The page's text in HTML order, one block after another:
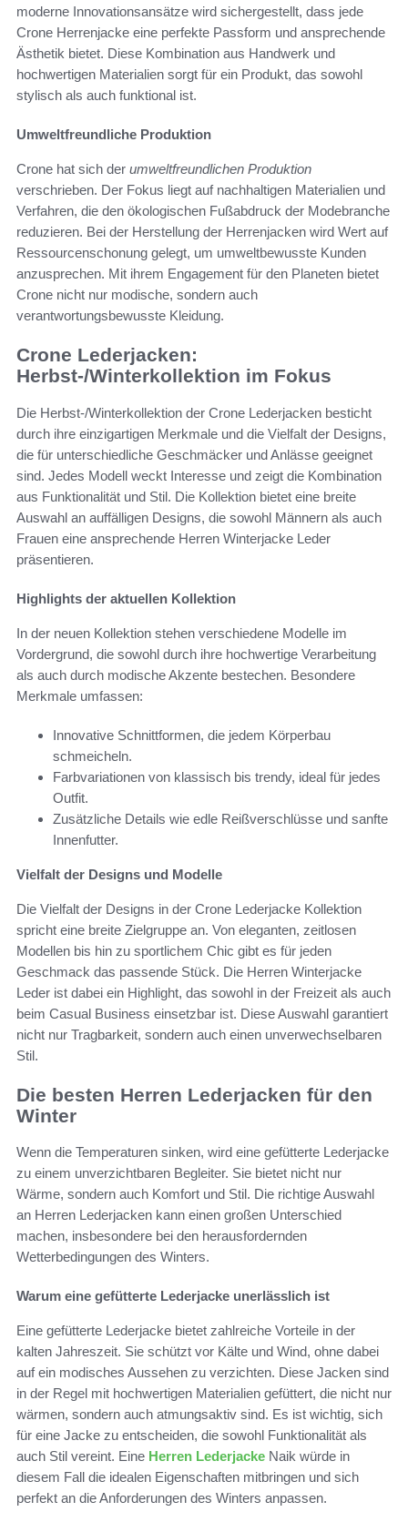
moderne Innovationsansätze wird sichergestellt, dass jede
Crone Herrenjacke eine perfekte Passform und ansprechende
Ästhetik bietet. Diese Kombination aus Handwerk und
hochwertigen Materialien sorgt für ein Produkt, das sowohl
stylisch als auch funktional ist.
Umweltfreundliche Produktion
Crone hat sich der umweltfreundlichen Produktion
verschrieben. Der Fokus liegt auf nachhaltigen Materialien und
Verfahren, die den ökologischen Fußabdruck der Modebranche
reduzieren. Bei der Herstellung der Herrenjacken wird Wert auf
Ressourcenschonung gelegt, um umweltbewusste Kunden
anzusprechen. Mit ihrem Engagement für den Planeten bietet
Crone nicht nur modische, sondern auch
verantwortungsbewusste Kleidung.
Crone Lederjacken:
Herbst-/Winterkollektion im Fokus
Die Herbst-/Winterkollektion der Crone Lederjacken besticht
durch ihre einzigartigen Merkmale und die Vielfalt der Designs,
die für unterschiedliche Geschmäcker und Anlässe geeignet
sind. Jedes Modell weckt Interesse und zeigt die Kombination
aus Funktionalität und Stil. Die Kollektion bietet eine breite
Auswahl an auffälligen Designs, die sowohl Männern als auch
Frauen eine ansprechende Herren Winterjacke Leder
präsentieren.
Highlights der aktuellen Kollektion
In der neuen Kollektion stehen verschiedene Modelle im
Vordergrund, die sowohl durch ihre hochwertige Verarbeitung
als auch durch modische Akzente bestechen. Besondere
Merkmale umfassen:
Innovative Schnittformen, die jedem Körperbau
schmeicheln.
Farbvariationen von klassisch bis trendy, ideal für jedes
Outfit.
Zusätzliche Details wie edle Reißverschlüsse und sanfte
Innenfutter.
Vielfalt der Designs und Modelle
Die Vielfalt der Designs in der Crone Lederjacke Kollektion
spricht eine breite Zielgruppe an. Von eleganten, zeitlosen
Modellen bis hin zu sportlichem Chic gibt es für jeden
Geschmack das passende Stück. Die Herren Winterjacke
Leder ist dabei ein Highlight, das sowohl in der Freizeit als auch
beim Casual Business einsetzbar ist. Diese Auswahl garantiert
nicht nur Tragbarkeit, sondern auch einen unverwechselbaren
Stil.
Die besten Herren Lederjacken für den
Winter
Wenn die Temperaturen sinken, wird eine gefütterte Lederjacke
zu einem unverzichtbaren Begleiter. Sie bietet nicht nur
Wärme, sondern auch Komfort und Stil. Die richtige Auswahl
an Herren Lederjacken kann einen großen Unterschied
machen, insbesondere bei den herausfordernden
Wetterbedingungen des Winters.
Warum eine gefütterte Lederjacke unerlässlich ist
Eine gefütterte Lederjacke bietet zahlreiche Vorteile in der
kalten Jahreszeit. Sie schützt vor Kälte und Wind, ohne dabei
auf ein modisches Aussehen zu verzichten. Diese Jacken sind
in der Regel mit hochwertigen Materialien gefüttert, die nicht nur
wärmen, sondern auch atmungsaktiv sind. Es ist wichtig, sich
für eine Jacke zu entscheiden, die sowohl Funktionalität als
auch Stil vereint. Eine Herren Lederjacke Naik würde in
diesem Fall die idealen Eigenschaften mitbringen und sich
perfekt an die Anforderungen des Winters anpassen.